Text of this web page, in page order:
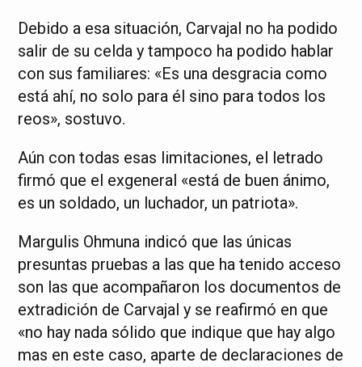
Debido a esa situación, Carvajal no ha podido
salir de su celda y tampoco ha podido hablar
con sus familiares: «Es una desgracia como
está ahí, no solo para él sino para todos los
reos», sostuvo.
Aún con todas esas limitaciones, el letrado
firmó que el exgeneral «está de buen ánimo,
es un soldado, un luchador, un patriota».
Margulis Ohmuna indicó que las únicas
presuntas pruebas a las que ha tenido acceso
son las que acompañaron los documentos de
extradición de Carvajal y se reafirmó en que
«no hay nada sólido que indique que hay algo
mas en este caso, aparte de declaraciones de